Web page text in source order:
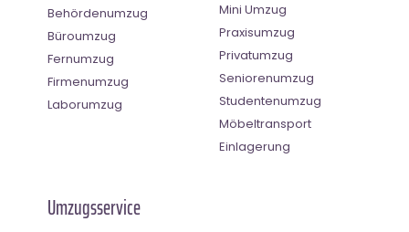
Behördenumzug
Büroumzug
Fernumzug
Firmenumzug
Laborumzug
Mini Umzug
Praxisumzug
Privatumzug
Seniorenumzug
Studentenumzug
Möbeltransport
Einlagerung
Umzugsservice